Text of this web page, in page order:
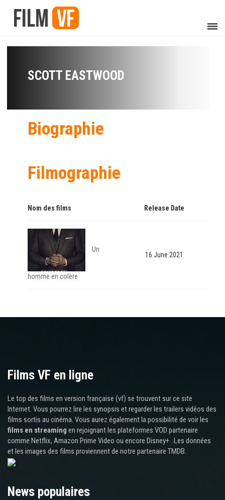
SCOTT EASTWOOD
Biographie
Filmographie
Nom des films Release Date
Un
homme en colère
16 June 2021
Films VF en ligne
Le top des films en version française (vf) se trouvent sur ce site
Internet. Vous pourrez lire les synopsis et regarder les trailers vidéos des
films sortis au cinéma. Vous aurez également la possibilité de voir les
films en streaming en rejoignant les plateformes VOD partenaire
comme Netflix, Amazon Prime Video ou encore Disney+ . Les données
et les images des films proviennent de notre partenaire TMDB.
News populaires